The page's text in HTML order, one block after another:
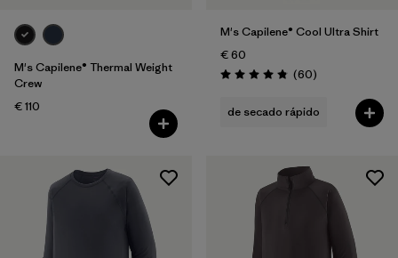
M's Capilene® Thermal Weight
Crew
€ 110
M's Capilene® Cool Ultra Shirt
€ 60
Puntuación: 4.8 / 5
(60Reseñas
)
de secado rápido